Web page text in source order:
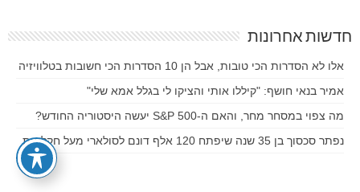
חדשות אחרונות
אלו לא הסדרות הכי טובות, אבל הן 10 הסדרות הכי חשובות בטלוויזיה
אמיר בנאי חושף: "קיללו אותי והציקו לי בגלל אמא שלי"
מה צפוי במסחר מחר, והאם ה-S&P 500 יעשה היסטוריה החודש?
נפתר סכסוך בן 35 שנה שיפתח 120 אלף דונם לסולארי מעל חקלאות